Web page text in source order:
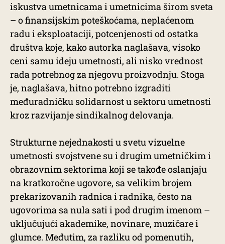
iskustva umetnicama i umetnicima širom sveta
– o finansijskim poteškoćama, neplaćenom
radu i eksploataciji, potcenjenosti od ostatka
društva koje, kako autorka naglašava, visoko
ceni samu ideju umetnosti, ali nisko vrednost
rada potrebnog za njegovu proizvodnju. Stoga
je, naglašava, hitno potrebno izgraditi
međuradničku solidarnost u sektoru umetnosti
kroz razvijanje sindikalnog delovanja.
Strukturne nejednakosti u svetu vizuelne
umetnosti svojstvene su i drugim umetničkim i
obrazovnim sektorima koji se takođe oslanjaju
na kratkoročne ugovore, sa velikim brojem
prekarizovanih radnica i radnika, često na
ugovorima sa nula sati i pod drugim imenom –
uključujući akademike, novinare, muzičare i
glumce. Međutim, za razliku od pomenutih,